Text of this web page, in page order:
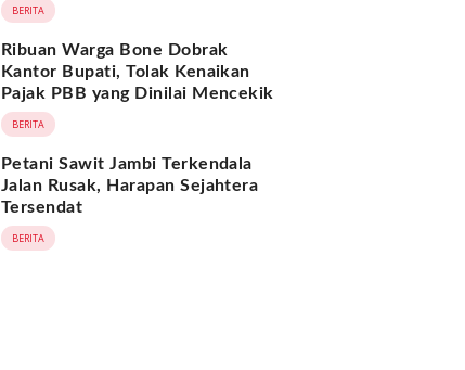
BERITA
Ribuan Warga Bone Dobrak
Kantor Bupati, Tolak Kenaikan
Pajak PBB yang Dinilai Mencekik
BERITA
Petani Sawit Jambi Terkendala
Jalan Rusak, Harapan Sejahtera
Tersendat
BERITA